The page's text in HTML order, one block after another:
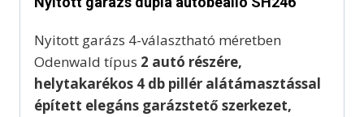
Nyitott garázs 4-választható méretben
Odenwald típus 2 autó részére,
helytakarékos 4 db pillér alátámasztással
épített elegáns garázstető szerkezet,